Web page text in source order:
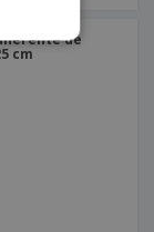
de
cm